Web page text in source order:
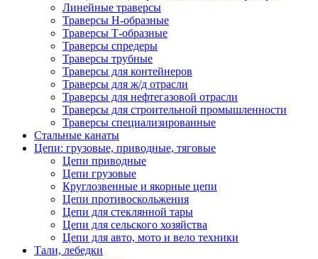
Линейные траверсы
Траверсы Н-образные
Траверсы Т-образные
Траверсы спредеры
Траверсы трубные
Траверсы для контейнеров
Траверсы для ж/д отрасли
Траверсы для нефтегазовой отрасли
Траверсы для строительной промышленности
Траверсы специализированные
Стальные канаты
Цепи: грузовые, приводные, тяговые
Цепи приводные
Цепи грузовые
Круглозвенные и якорные цепи
Цепи противоскольжения
Цепи для стеклянной тары
Цепи для сельского хозяйства
Цепи для авто, мото и вело техники
Тали, лебедки